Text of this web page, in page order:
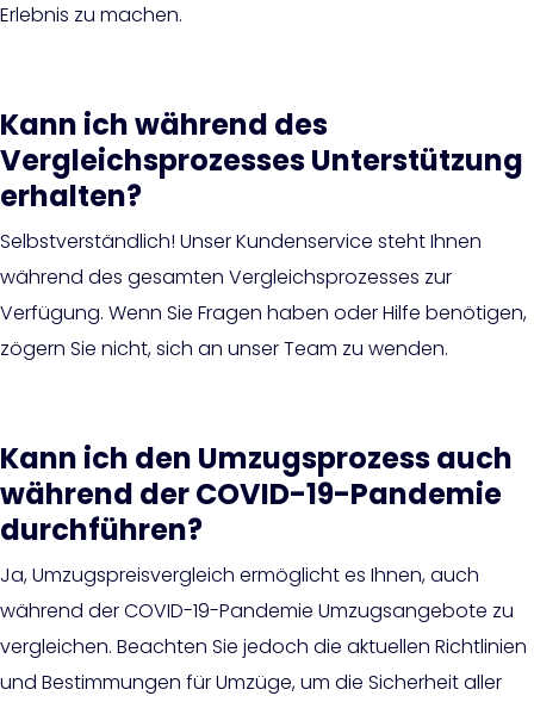
Erlebnis zu machen.
Kann ich während des
Vergleichsprozesses Unterstützung
erhalten?
Selbstverständlich! Unser Kundenservice steht Ihnen
während des gesamten Vergleichsprozesses zur
Verfügung. Wenn Sie Fragen haben oder Hilfe benötigen,
zögern Sie nicht, sich an unser Team zu wenden.
Kann ich den Umzugsprozess auch
während der COVID-19-Pandemie
durchführen?
Ja, Umzugspreisvergleich ermöglicht es Ihnen, auch
während der COVID-19-Pandemie Umzugsangebote zu
vergleichen. Beachten Sie jedoch die aktuellen Richtlinien
und Bestimmungen für Umzüge, um die Sicherheit aller